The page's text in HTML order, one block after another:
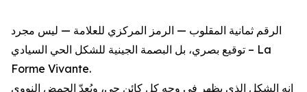
الرقم ثمانية المقلوب — الرمز المركزي للعلامة — ليس مجرد
توقيع بصري، بل البصمة الجينية للشكل الحي السيادي – La
Forme Vivante.
إنه الشكل الذي يظهر في وجه كل كائن حي، ويُعدّ الحمض النووي